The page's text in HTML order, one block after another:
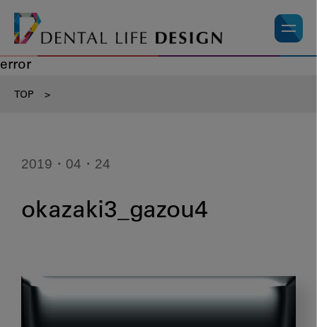
error
TOP >
2019・04・24
okazaki3_gazou4